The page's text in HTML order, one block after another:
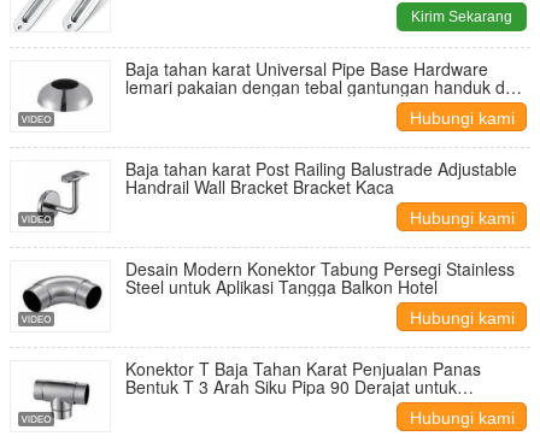
Kirim Sekarang
Baja tahan karat Universal Pipe Base Hardware
lemari pakaian dengan tebal gantungan handuk dan
pakaian Rail Spherical Flange Flange Base
Hubungi kami
Baja tahan karat Post Railing Balustrade Adjustable
Handrail Wall Bracket Bracket Kaca
Hubungi kami
Desain Modern Konektor Tabung Persegi Stainless
Steel untuk Aplikasi Tangga Balkon Hotel
Hubungi kami
Konektor T Baja Tahan Karat Penjualan Panas
Bentuk T 3 Arah Siku Pipa 90 Derajat untuk
Balustrade & Pegangan Tangan Tangga
Hubungi kami